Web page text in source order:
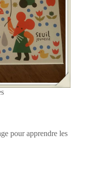
pour apprendre les